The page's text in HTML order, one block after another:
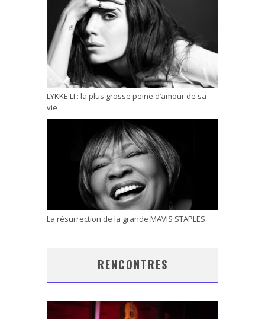
LYKKE LI : la plus grosse peine d’amour de sa
vie
La résurrection de la grande MAVIS STAPLES
RENCONTRES